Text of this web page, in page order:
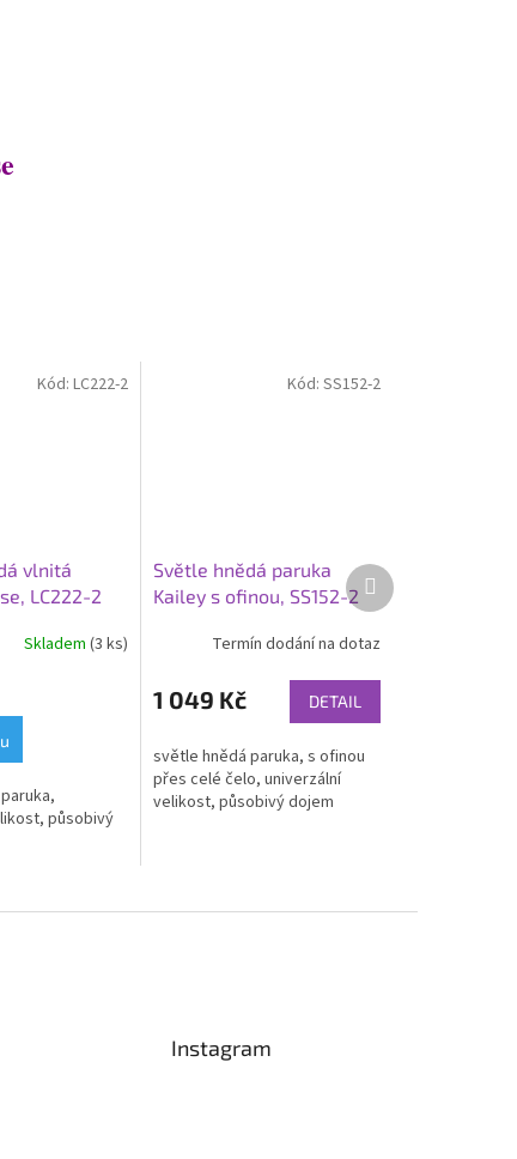
vlnitá
LC222-2
Skladem(3 ks)
působivý
Kód:LC222-2
Světle hnědá paruka
Kailey s ofinou, SS152-2
Termín dodání na dotaz
1 049 Kč DETAIL
světle hnědá paruka, s ofinou
přes celé čelo, univerzální
velikost, působivý dojem
Kód: SS152-2
Další
produkt
Instagram